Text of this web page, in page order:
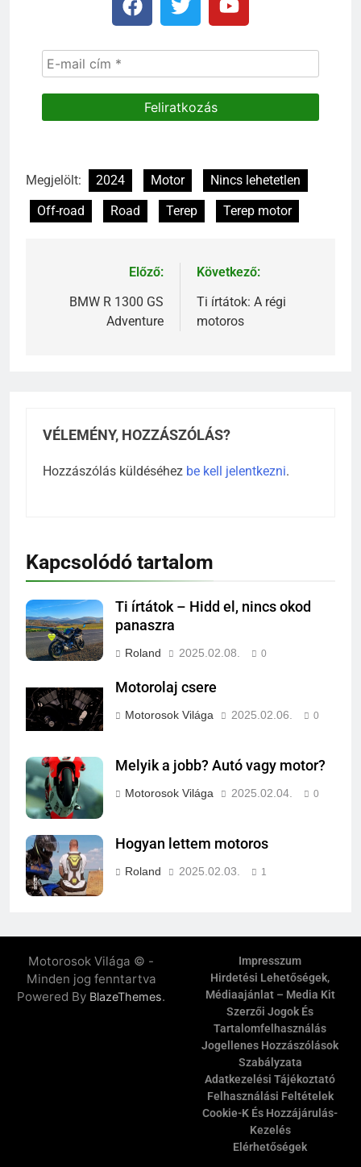
Megjelölt: 2024 Motor
Nincs lehetetlen
Off-road
Road Terep Terep motor
Előző:
BMW R 1300 GS
Adventure
Következő:
Ti írtátok: A régi
motoros
VÉLEMÉNY, HOZZÁSZÓLÁS?
Hozzászólás küldéséhez be kell jelentkezni.
Kapcsolódó tartalom
Ti írtátok – Hidd el, nincs okod
panaszra
Roland 2025.02.08. 0
Motorolaj csere
Motorosok Világa 2025.02.06. 0
Melyik a jobb? Autó vagy motor?
Motorosok Világa 2025.02.04. 0
Hogyan lettem motoros
Roland 2025.02.03. 1
Motorosok Világa © -
Minden jog fenntartva
Powered By BlazeThemes.
Impresszum
Hirdetési Lehetőségek,
Médiaajánlat – Media Kit
Szerzői Jogok És
Tartalomfelhasználás
Jogellenes Hozzászólások
Szabályzata
Adatkezelési Tájékoztató
Felhasználási Feltételek
Cookie-K És Hozzájárulás-
Kezelés
Elérhetőségek